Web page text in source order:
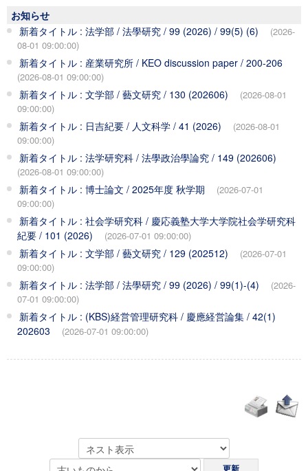
お知らせ
新着タイトル : 法学部 / 法學研究 / 99 (2026) / 99(5) (6)
(2026-
08-01 09:00:00)
新着タイトル : 産業研究所 / KEO discussion paper / 200-206
(2026-08-01 09:00:00)
新着タイトル : 文学部 / 藝文研究 / 130 (202606)
(2026-08-01
09:00:00)
新着タイトル : 日吉紀要 / 人文科学 / 41 (2026)
(2026-08-01
09:00:00)
新着タイトル : 法学研究科 / 法學政治學論究 / 149 (202606)
(2026-08-01 09:00:00)
新着タイトル : 博士論文 / 2025年度 秋学期
(2026-07-01
09:00:00)
新着タイトル : 社会学研究科 / 慶応義塾大学大学院社会学研究科
紀要 / 101 (2026)
(2026-07-01 09:00:00)
新着タイトル : 文学部 / 藝文研究 / 129 (202512)
(2026-07-01
09:00:00)
新着タイトル : 法学部 / 法學研究 / 99 (2026) / 99(1)-(4)
(2026-
07-01 09:00:00)
新着タイトル : (KBS)経営管理研究科 / 慶應経営論集 / 42(1)
202603
(2026-07-01 09:00:00)